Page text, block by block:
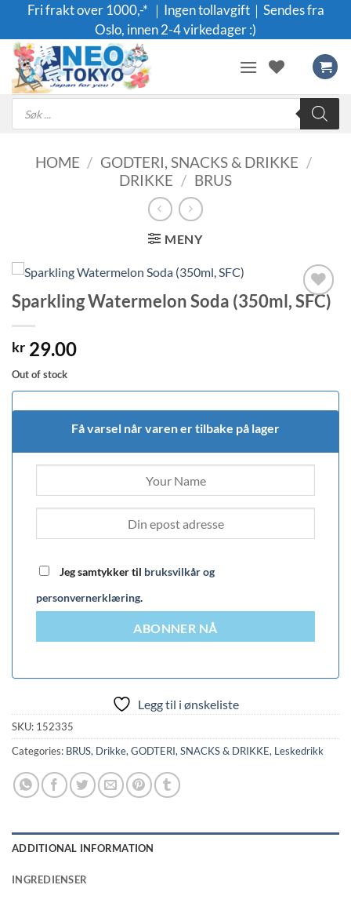
content
Fri frakt over 1000,-* ｜Ingen tollavgift｜Sendes fra
Oslo, innen 2-4 virkedager :)
Products
search
HOME / GODTERI, SNACKS & DRIKKE /
DRIKKE / BRUS
MENY
Legg til i
Sparkling Watermelon Soda (350ml, SFC)
kr 29.00
Out of stock
Få varsel når varen er tilbake på lager
Jeg samtykker til bruksvilkår og
personvernerklæring.
ABONNER NÅ
Legg til i ønskeliste
SKU: 152335
Categories: BRUS, Drikke, GODTERI, SNACKS & DRIKKE, Leskedrikk
ADDITIONAL INFORMATION
INGREDIENSER